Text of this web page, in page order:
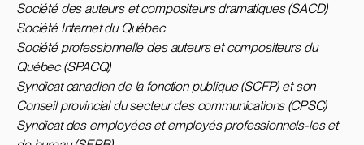
Société des auteurs et compositeurs dramatiques (SACD)
Société Internet du Québec
Société professionnelle des auteurs et compositeurs du
Québec (SPACQ)
Syndicat canadien de la fonction publique (SCFP) et son
Conseil provincial du secteur des communications (CPSC)
Syndicat des employées et employés professionnels-les et